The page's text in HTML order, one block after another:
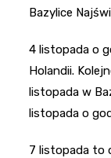
Bazylice
4 listopada o
Holandii.
listopada w
listopada o
7 listopada to